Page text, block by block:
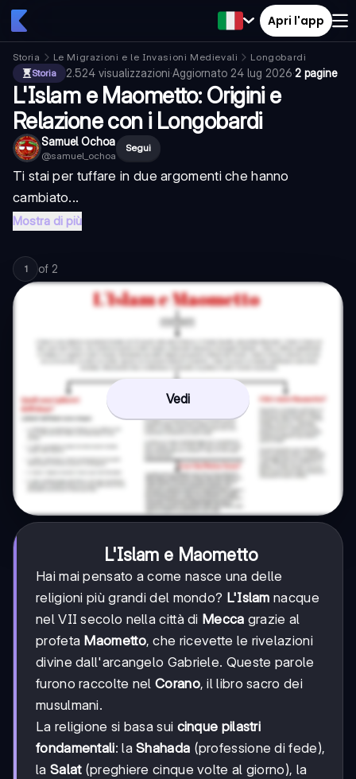
Apri l'app
Storia Le Migrazioni e le Invasioni Medievali
Longobardi
Storia
2.524 visualizzazioni·Aggiornato 24 lug 2026·2 pagine
L'Islam e Maometto: Origini e
Relazione con i Longobardi
Samuel Ochoa
@samuel_ochoa
Segui
Ti stai per tuffare in due argomenti che hanno
cambiato...
Mostra di più
1 of 2
Vedi
L'Islam e Maometto
Hai mai pensato a come nasce una delle
religioni più grandi del mondo? L'Islam nacque
nel VII secolo nella città di Mecca grazie al
profeta Maometto, che ricevette le rivelazioni
divine dall'arcangelo Gabriele. Queste parole
furono raccolte nelCorano, il libro sacro dei
musulmani.
La religione si basa sui cinque pilastri
fondamentali: laShahada (professione di fede),
la Salat(preghiere cinque volte al giorno), la